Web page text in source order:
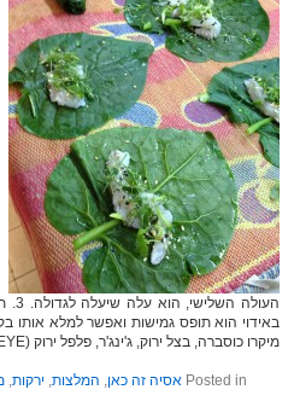
באידוי הוא תופס גמישות ואפשר למלא אותו
מיקרו כוסברה, בצל ירוק, ג'ינג'ר, פלפל ירוק (BIRDS EYE) ושומשום. קושט בזרזיף אבקת יוזו.
Posted in אסיה זה כאן, המלצות, ירקות,